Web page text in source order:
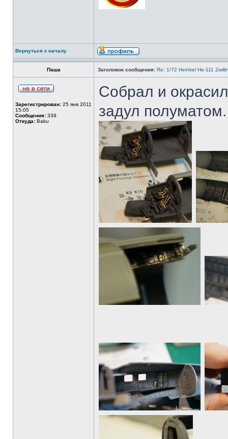
Вернуться к началу
Паша Заголовок сообщения: Re: 1/72 Heinkel He-111
Зарегистрирован: 25 янв 2011
15:05
Сообщения: 339
Откуда: Baku
Собрал и
задул полуматом.